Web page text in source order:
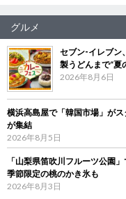
グルメ
セブン‐イレブ
製うどんまで“夏
2026年8月6日
横浜高島屋で「韓国市場」が
が集結
2026年8月5日
「山梨県笛吹川フルーツ公園
季節限定の桃のかき氷も
2026年8月3日